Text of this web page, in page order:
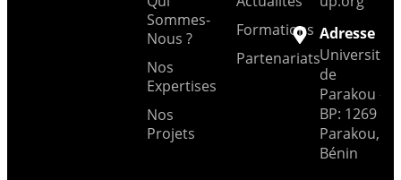
Sommes-
Nous ?
Nos
Expertises
Nos
Projets
Formations
Partenariats
Adresse
Université
de
Parakou --
BP: 1269
Parakou,
Bénin